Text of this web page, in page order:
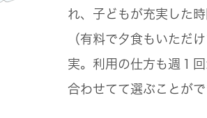
れ、子どもが充実した
（有料で夕食もいただ
実。利用の仕方も週１
合わせてて選ぶことがで